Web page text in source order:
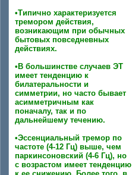
•Типично характеризуется
тремором действия,
возникающим при обычных
бытовых повседневных
действиях.
•В большинстве случаев ЭТ
имеет тенденцию к
билатеральности и
симметрии, но часто бывает
асимметричным как
поначалу, так и по
дальнейшему течению.
•Эссенциальный тремор по
частоте (4-12 Гц) выше, чем
паркинсоновский (4-6 Гц), но
с возрастом имеет тенденцию